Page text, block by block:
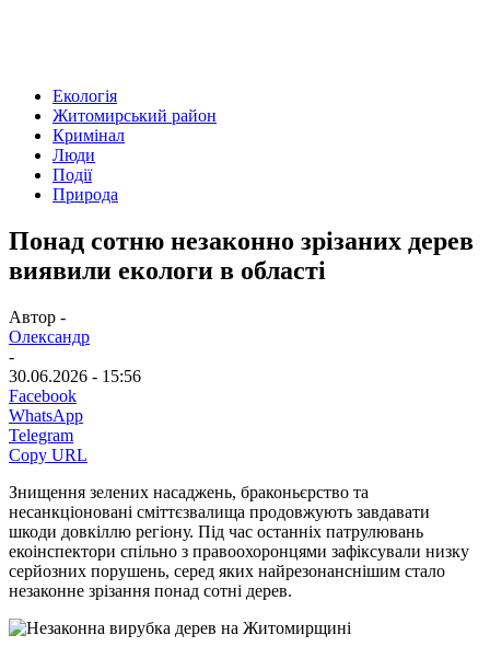
Екологія
Житомирський район
Кримінал
Люди
Події
Природа
Понад сотню незаконно зрізаних дерев
виявили екологи в області
Автор -
Олександр
-
30.06.2026 - 15:56
Facebook
WhatsApp
Telegram
Copy URL
Знищення зелених насаджень, браконьєрство та
несанкціоновані сміттєзвалища продовжують завдавати
шкоди довкіллю регіону. Під час останніх патрулювань
екоінспектори спільно з правоохоронцями зафіксували низку
серйозних порушень, серед яких найрезонанснішим стало
незаконне зрізання понад сотні дерев.